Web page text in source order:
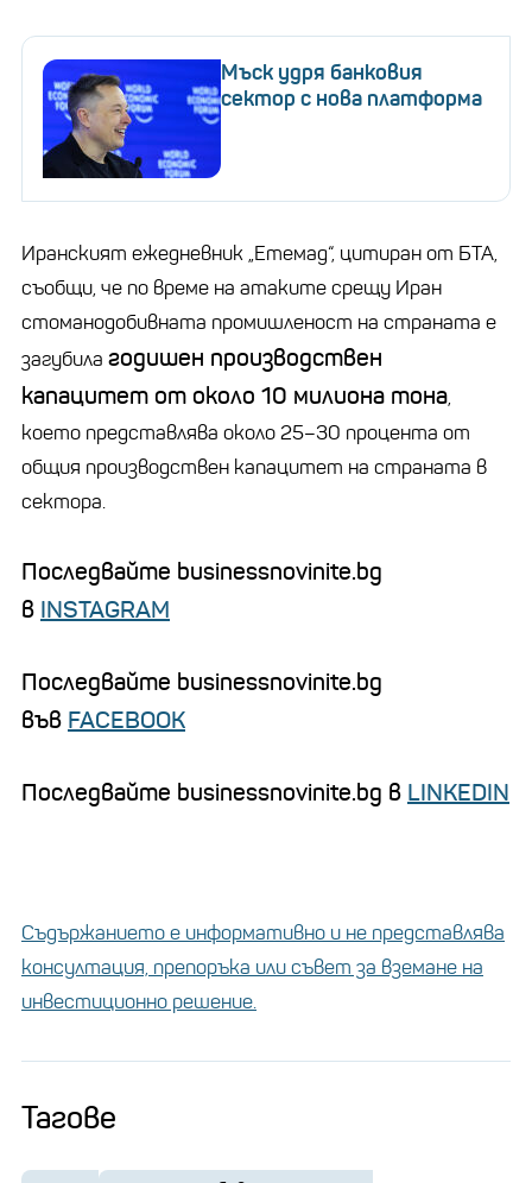
Мъск удря банковия
сектор с нова платформа
Иранският ежедневник „Етемад“, цитиран от БТА,
съобщи, че по време на атаките срещу Иран
стоманодобивната промишленост на страната е
загубила годишен производствен
капацитет от около 10 милиона тона,
което представлява около 25–30 процента от
общия производствен капацитет на страната в
сектора.
Последвайте businessnovinite.bg
в INSTAGRAM
Последвайте businessnovinite.bg
във FACEBOOK
Последвайте businessnovinite.bg в LINKEDIN
Съдържанието е информативно и не представлява
консултация, препоръка или съвет за вземане на
инвестиционно решение.
Тагове